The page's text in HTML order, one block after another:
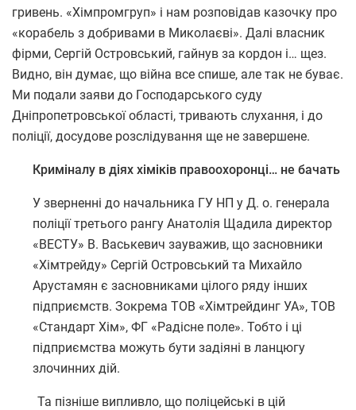
гривень. «Хімпромгруп» і нам розповідав казочку про
«корабель з добривами в Миколаєві». Далі власник
фірми, Сергій Островський, гайнув за кордон і… щез.
Видно, він думає, що війна все спише, але так не буває.
Ми подали заяви до Господарського суду
Дніпропетровської області, тривають слухання, і до
поліції, досудове розслідування ще не завершене.
Криміналу в діях хіміків правоохоронці… не бачать
У зверненні до начальника ГУ НП у Д. о. генерала
поліції третього рангу Анатолія Щадила директор
«ВЕСТУ» В. Васькевич зауважив, що засновники
«Хімтрейду» Сергій Островський та Михайло
Арустамян є засновниками цілого ряду інших
підприємств. Зокрема ТОВ «Хімтрейдинг УА», ТОВ
«Стандарт Хім», ФГ «Радісне поле». Тобто і ці
підприємства можуть бути задіяні в ланцюгу
злочинних дій.
Та пізніше випливло, що поліцейські в цій